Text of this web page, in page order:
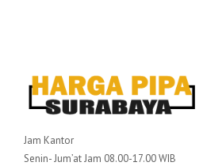
Jam Kantor
Senin- Jum’at Jam 08.00-17.00 WIB